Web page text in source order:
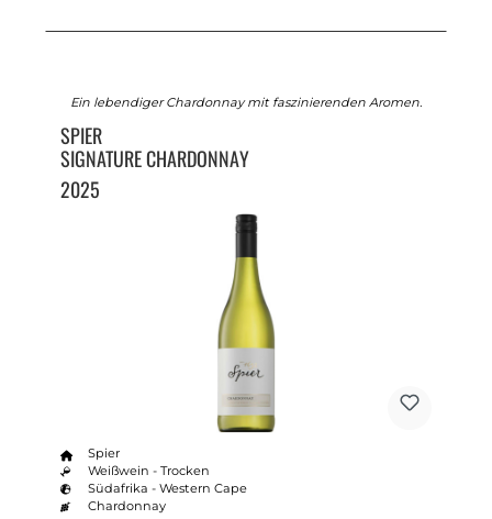
Ein lebendiger Chardonnay mit faszinierenden Aromen.
SPIER
SIGNATURE CHARDONNAY
2025
Spier
Weißwein - Trocken
Südafrika - Western Cape
Chardonnay